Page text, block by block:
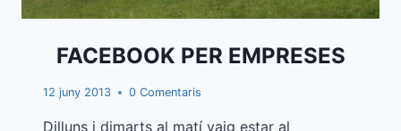
FACEBOOK PER EMPRESES
12 juny 2013 0 Comentaris
Dilluns i dimarts al matí vaig estar al